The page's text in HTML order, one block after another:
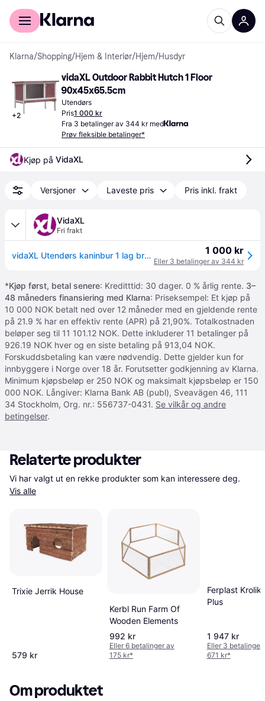
For kunder
Klarna/Shopping/Hjem & Interiør/Hjem/Husdyr
+2
vidaXL Outdoor Rabbit Hutch 1 Floor
90x45x65.5cm
Utendørs
Pris1 000 kr
Fra 3 betalinger av 344 kr med
Prøv fleksible betalinger*
Kjøp på VidaXL
Versjoner Laveste pris Pris inkl. frakt
VidaXL
Fri frakt
vidaXL Utendørs kaninbur 1 lag brun tre 1 000 kr
Eller 3 betalinger av 344 kr
*Kjøp først, betal senere: Kreditttid: 30 dager. 0 % årlig rente. 3–
48 måneders finansiering med Klarna: Priseksempel: Et kjøp på
10 000 NOK betalt ned over 12 måneder med en gjeldende rente
på 21.9 % har en effektiv rente (APR) på 21,90%. Totalkostnaden
beløper seg til 11 101.12 NOK. Dette inkluderer 11 betalinger på
926.19 NOK hver og en siste betaling på 913,04 NOK.
Forskuddsbetaling kan være nødvendig. Dette gjelder kun for
innbyggere i Norge over 18 år. Forutsetter godkjenning av Klarna.
Minimum kjøpsbeløp er 250 NOK og maksimalt kjøpsbeløp er 150
000 NOK. Långiver: Klarna Bank AB (publ), Sveavägen 46, 111
34 Stockholm, Org. nr.: 556737-0431. Se vilkår og andre
betingelser.
Relaterte produkter
Vis alle
Trixie Jerrik House
579 kr
Kerbl Run Farm Of
Wooden Elements
992 kr
Eller 6 betalinger av
175 kr*
Ferplast Krolik
Plus
1 947 kr
Eller 3 betalinger
671 kr*
Om produktet